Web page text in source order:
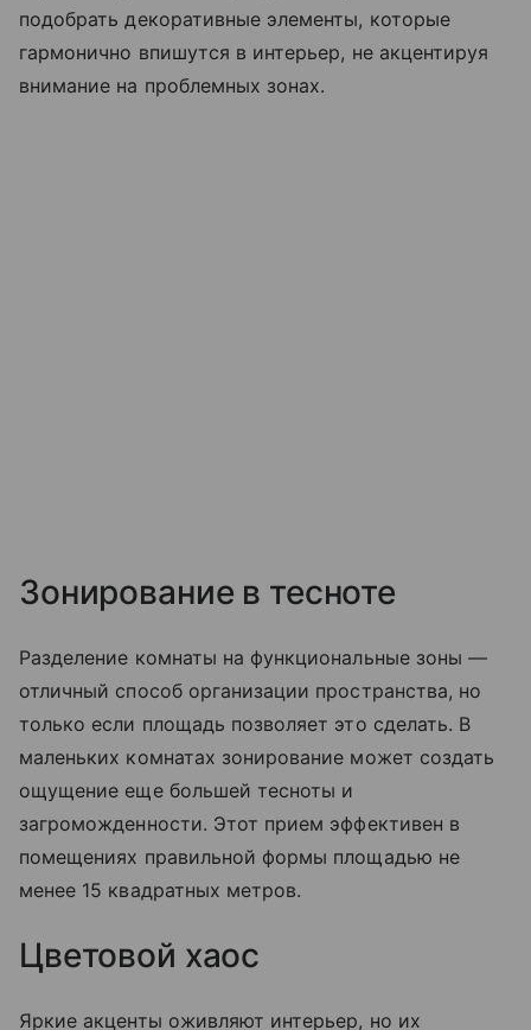
подобрать декоративные элементы, которые
гармонично впишутся в интерьер, не акцентируя
внимание на проблемных зонах.
Зонирование в тесноте
Разделение комнаты на функциональные зоны —
отличный способ организации пространства, но
только если площадь позволяет это сделать. В
маленьких комнатах зонирование может создать
ощущение еще большей тесноты и
загроможденности. Этот прием эффективен в
помещениях правильной формы площадью не
менее 15 квадратных метров.
Цветовой хаос
Яркие акценты оживляют интерьер, но их